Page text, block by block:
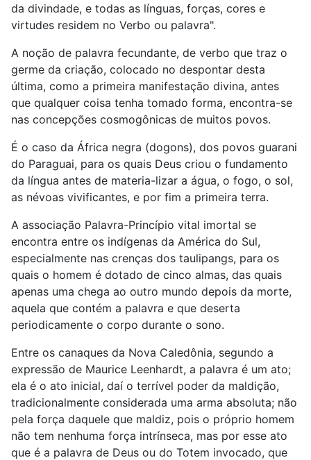
da divindade, e todas as línguas, forças, cores e
virtudes residem no Verbo ou palavra".
A noção de palavra fecundante, de verbo que traz o
germe da criação, colocado no despontar desta
última, como a primeira manifestação divina, antes
que qualquer coisa tenha tomado forma, encontra-se
nas concepções cosmogônicas de muitos povos.
É o caso da África negra (dogons), dos povos guarani
do Paraguai, para os quais Deus criou o fundamento
da língua antes de materia-lizar a água, o fogo, o sol,
as névoas vivificantes, e por fim a primeira terra.
A associação Palavra-Princípio vital imortal se
encontra entre os indígenas da América do Sul,
especialmente nas crenças dos taulipangs, para os
quais o homem é dotado de cinco almas, das quais
apenas uma chega ao outro mundo depois da morte,
aquela que contém a palavra e que deserta
periodicamente o corpo durante o sono.
Entre os canaques da Nova Caledônia, segundo a
expressão de Maurice Leenhardt, a palavra é um ato;
ela é o ato inicial, daí o terrível poder da maldição,
tradicionalmente considerada uma arma absoluta; não
pela força daquele que maldiz, pois o próprio homem
não tem nenhuma força intrínseca, mas por esse ato
que é a palavra de Deus ou do Totem invocado, que